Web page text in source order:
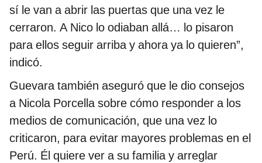
sí le van a abrir las puertas que una vez le
cerraron. A Nico lo odiaban allá… lo pisaron
para ellos seguir arriba y ahora ya lo quieren”,
indicó.
Guevara también aseguró que le dio consejos
a Nicola Porcella sobre cómo responder a los
medios de comunicación, que una vez lo
criticaron, para evitar mayores problemas en el
Perú. Él quiere ver a su familia y arreglar